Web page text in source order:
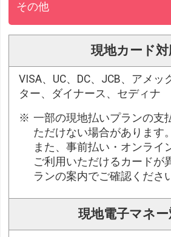
その他
現地カード対
VISA、UC、DC、JCB、アメッ
ター、ダイナース、セディナ
一部の現地払いプランの支
ただけない場合があります。
また、事前払い・オンライ
ご利用いただけるカードが
ランの案内でご確認くださ
現地電子マネ